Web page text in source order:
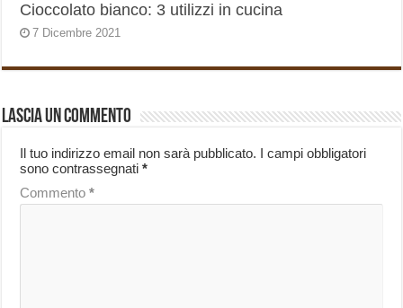
Cioccolato bianco: 3 utilizzi in cucina
7 Dicembre 2021
Lascia un commento
Il tuo indirizzo email non sarà pubblicato. I campi obbligatori
sono contrassegnati*
Commento*